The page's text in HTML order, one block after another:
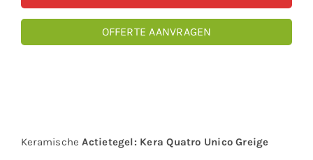
OFFERTE AANVRAGEN
KeramischeActietegel: Kera Quatro Unico Greige